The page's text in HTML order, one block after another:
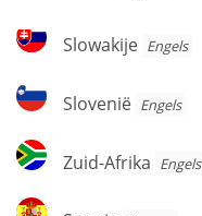
Slowakije
Slowakije Engels
Slovenië
Slovenië Engels
Zuid-
Afrika
Zuid-Afrika Engels
Spanje